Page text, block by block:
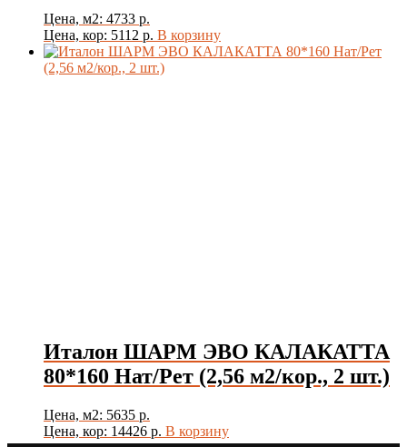
Цена, м2: 4733 р.
Цена, кор: 5112 р. В корзину
Италон ШАРМ ЭВО КАЛАКАТТА
80*160 Нат/Рет (2,56 м2/кор., 2 шт.)
Цена, м2: 5635 р.
Цена, кор: 14426 р. В корзину